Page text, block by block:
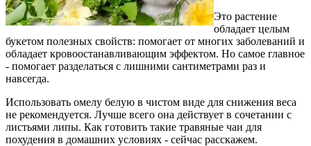
Это растение
обладает целым
букетом полезных свойств: помогает от многих заболеваний и
обладает кровоостанавливающим эффектом. Но самое главное
- помогает разделаться с лишними сантиметрами раз и
навсегда.
Использовать омелу белую в чистом виде для снижения веса
не рекомендуется. Лучше всего она действует в сочетании с
листьями липы. Как готовить такие травяные чаи для
похудения в домашних условиях - сейчас расскажем.